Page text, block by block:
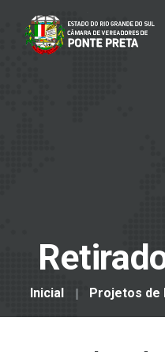
Inicial Projetos de